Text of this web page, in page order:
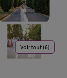
Voir tout (6)